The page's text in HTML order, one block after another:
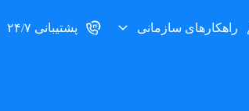
راهکارهای سازمانی پشتیبانی ۲۴/۷